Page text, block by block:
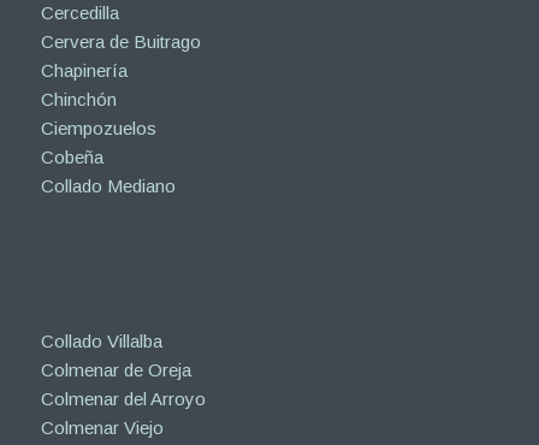
Cercedilla
Cervera de Buitrago
Chapinería
Chinchón
Ciempozuelos
Cobeña
Collado Mediano
Collado Villalba
Colmenar de Oreja
Colmenar del Arroyo
Colmenar Viejo